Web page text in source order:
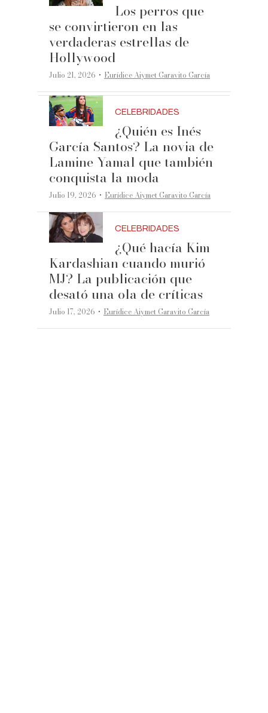
Los perros que
se convirtieron en las
verdaderas estrellas de
Hollywood
Julio 21, 2026 ·Eurídice Aiymet Garavito García
CELEBRIDADES
¿Quién es Inés
García Santos? La novia de
Lamine Yamal que también
conquista la moda
Julio 19, 2026 ·Eurídice Aiymet Garavito García
CELEBRIDADES
¿Qué hacía Kim
Kardashian cuando murió
MJ? La publicación que
desató una ola de críticas
Julio 17, 2026 ·Eurídice Aiymet Garavito García